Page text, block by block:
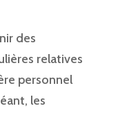
des
relatives
personnel
les